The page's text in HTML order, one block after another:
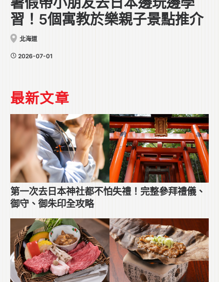
習！5個寓教於樂親子景點推介
北海道
2026-07-01
最新文章
第一次去日本神社都不怕失禮！完整參拜禮儀、
御守、御朱印全攻略